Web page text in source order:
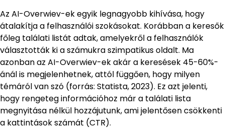
Az AI-Overwiev-ek egyik legnagyobb kihívása, hogy
átalakítja a felhasználói szokásokat. Korábban a keresők
főleg találati listát adtak, amelyekről a felhasználók
választották ki a számukra szimpatikus oldalt. Ma
azonban az AI-Overwiev-ek akár a keresések 45-60%-
ánál is megjelenhetnek, attól függően, hogy milyen
témáról van szó (forrás: Statista, 2023). Ez azt jelenti,
hogy rengeteg információhoz már a találati lista
megnyitása nélkül hozzájutunk, ami jelentősen csökkenti
a kattintások számát (CTR).